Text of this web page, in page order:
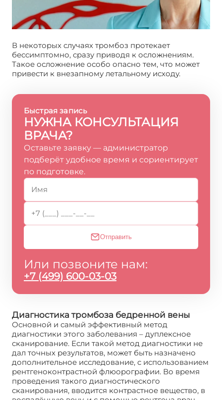
В некоторых случаях тромбоз протекает
бессимптомно, сразу приводя к осложнениям.
Такое осложнение особо опасно тем, что может
привести к внезапному летальному исходу.
Быстрая запись
НУЖНА КОНСУЛЬТАЦИЯ
ВРАЧА?
Оставьте заявку — администратор
подберёт удобное время и сориентирует
по подготовке.
Отправить
Или позвоните нам:
+7 (499) 600-03-03
Диагностика тромбоза бедренной вены
Основной и самый эффективный метод
диагностики этого заболевания – дуплексное
сканирование. Если такой метод диагностики не
дал точных результатов, может быть назначено
дополнительное исследование, с использованием
рентгеноконтрастной флюорографии. Во время
проведения такого диагностического
сканирования, вводится контрастное вещество, в